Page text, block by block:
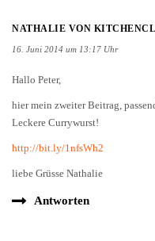
NATHALIE VON
16. Juni 2014 um 13:17 Uhr
Hallo Peter,
hier mein zweiter Beitrag,
Leckere Currywurst!
http://bit.ly/1nfsWh2
liebe Grüsse Nathalie
Antworten